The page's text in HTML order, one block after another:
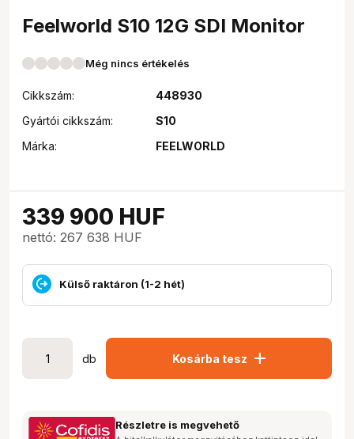
Feelworld S10 12G SDI Monitor
Még nincs értékelés
Cikkszám:
448930
Gyártói cikkszám:
S10
Márka:
FEELWORLD
339 900 HUF
nettó: 267 638 HUF
Külső raktáron (1-2 hét)
db Kosárba tesz add
Részletre is megvehető